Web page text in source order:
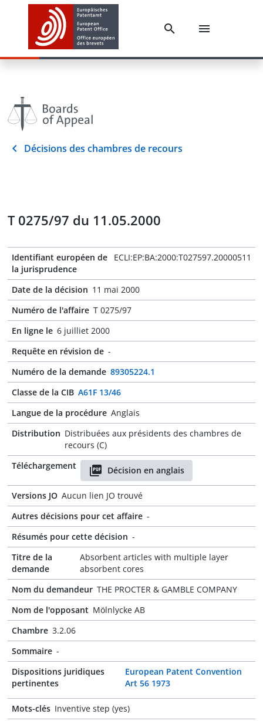
Décisions des chambres de recours
T 0275/97 du 11.05.2000
Identifiant européen de
la jurisprudence
ECLI:EP:BA:2000:T027597.20000511
Date de la décision 11 mai 2000
Numéro de l'affaire T 0275/97
En ligne le 6 juilliet 2000
Requête en révision de -
Numéro de la demande 89305224.1
Classe de la CIB A61F 13/46
Langue de la procédure Anglais
Distribution Distribuées aux présidents des chambres de
recours (C)
Téléchargement
Décision en anglais
Versions JO Aucun lien JO trouvé
Autres décisions pour cet affaire -
Résumés pour cette décision -
Titre de la
demande
Absorbent articles with multiple layer
absorbent cores
Nom du demandeur THE PROCTER & GAMBLE COMPANY
Nom de l'opposant Mölnlycke AB
Chambre 3.2.06
Sommaire -
Dispositions juridiques
pertinentes
European Patent Convention
Art 56 1973
Mots-clés Inventive step (yes)